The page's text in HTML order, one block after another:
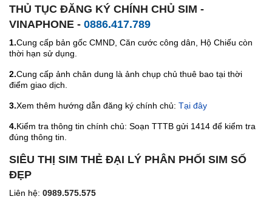
THỦ TỤC ĐĂNG KÝ CHÍNH CHỦ SIM -
VINAPHONE - 0886.417.789
1.Cung cấp bản gốc CMND, Căn cước công dân, Hộ Chiếu còn
thời hạn sử dụng.
2.Cung cấp ảnh chân dung là ảnh chụp chủ thuê bao tại thời
điểm giao dịch.
3.Xem thêm hướng dẫn đăng ký chính chủ: Tại đây
4.Kiểm tra thông tin chính chủ: Soạn TTTB gửi 1414 để kiểm tra
đúng thông tin.
SIÊU THỊ SIM THẺ ĐẠI LÝ PHÂN PHỐI SIM SỐ
ĐẸP
Liên hệ: 0989.575.575